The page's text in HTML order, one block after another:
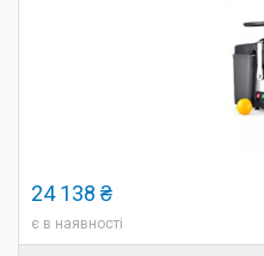
24 138 ₴
є в наявності